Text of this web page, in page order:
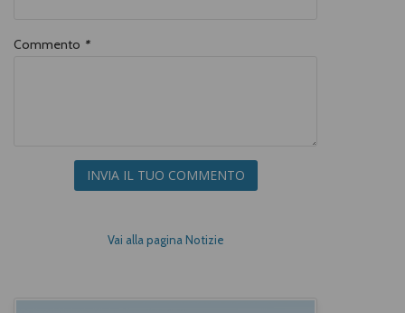
Commento *
INVIA IL TUO COMMENTO
Vai alla pagina Notizie